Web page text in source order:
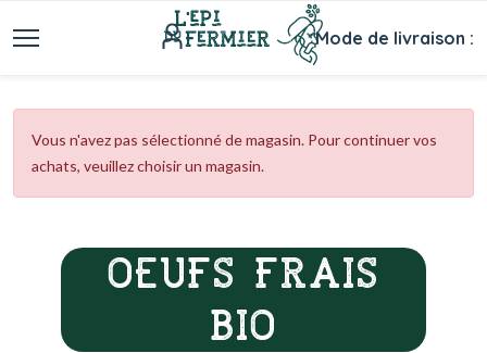
Mode de livraison :
Vous n'avez pas sélectionné de magasin. Pour continuer vos
achats, veuillez choisir un magasin.
OEUFS FRAIS
BIO